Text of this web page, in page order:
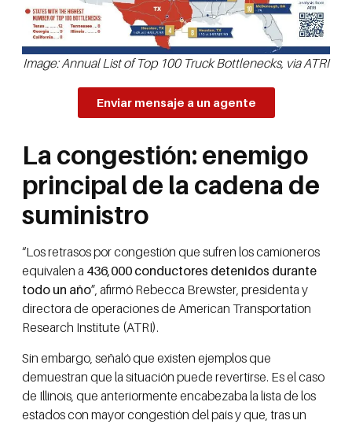
Image: Annual List of Top 100 Truck Bottlenecks, via ATRI
Enviar mensaje a un agente
La congestión: enemigo
principal de la cadena de
suministro
“Los retrasos por congestión que sufren los camioneros
equivalen a 436,000 conductores detenidos durante
todo un año”, afirmó Rebecca Brewster, presidenta y
directora de operaciones de American Transportation
Research Institute (ATRI).
Sin embargo, señaló que existen ejemplos que
demuestran que la situación puede revertirse. Es el caso
de Illinois, que anteriormente encabezaba la lista de los
estados con mayor congestión del país y que, tras un